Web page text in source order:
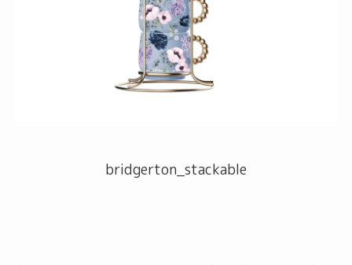
bridgerton_stackable